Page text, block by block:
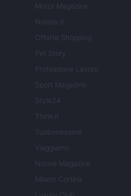
Motor Magazine
Notizie.it
Offerte Shopping
Pet Story
Professione Lavoro
Sport Magazine
Style24
Think.it
Tuobenessere
Viaggiamo
Nonne Magazine
Milano Cortina